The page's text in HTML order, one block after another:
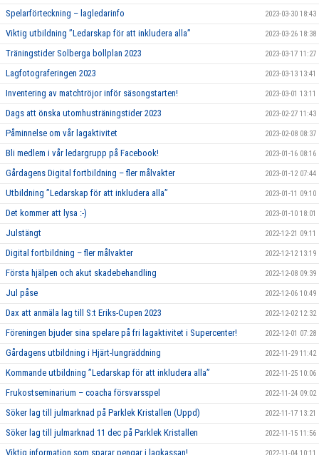
Spelarförteckning – lagledarinfo 2023-03-30 18:43
Viktig utbildning ”Ledarskap för att inkludera alla” 2023-03-26 18:38
Träningstider Solberga bollplan 2023 2023-03-17 11:27
Lagfotograferingen 2023 2023-03-13 13:41
Inventering av matchtröjor inför säsongstarten! 2023-03-01 13:11
Dags att önska utomhusträningstider 2023 2023-02-27 11:43
Påminnelse om vår lagaktivitet 2023-02-08 08:37
Bli medlem i vår ledargrupp på Facebook! 2023-01-16 08:16
Gårdagens Digital fortbildning – fler målvakter 2023-01-12 07:44
Utbildning ”Ledarskap för att inkludera alla” 2023-01-11 09:10
Det kommer att lysa :-) 2023-01-10 18:01
Julstängt 2022-12-21 09:11
Digital fortbildning – fler målvakter 2022-12-12 13:19
Första hjälpen och akut skadebehandling 2022-12-08 09:39
Jul påse 2022-12-06 10:49
Dax att anmäla lag till S:t Eriks-Cupen 2023 2022-12-02 12:32
Föreningen bjuder sina spelare på fri lagaktivitet i Supercenter! 2022-12-01 07:28
Gårdagens utbildning i Hjärt-lungräddning 2022-11-29 11:42
Kommande utbildning ”Ledarskap för att inkludera alla” 2022-11-25 10:06
Frukostseminarium – coacha försvarsspel 2022-11-24 09:02
Söker lag till julmarknad på Parklek Kristallen (Uppd) 2022-11-17 13:21
Söker lag till julmarknad 11 dec på Parklek Kristallen 2022-11-15 11:56
Viktig information som sparar pengar i lagkassan!